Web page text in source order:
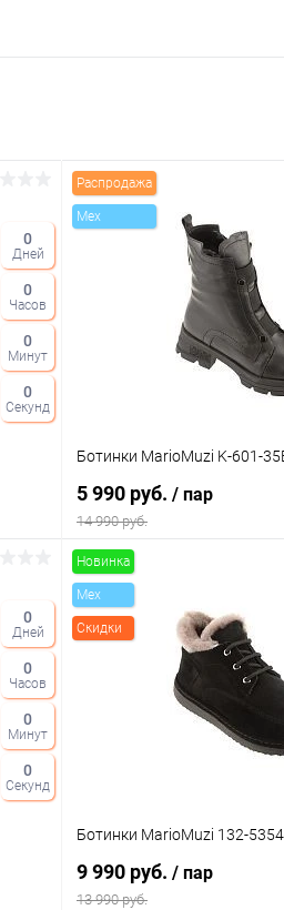
0
Дней
0
Часов
0
Минут
0
Секунд
Распродажа
Mex
Ботинки MarioMuzi K-601-
5 990 руб. / пар
14 990 руб.
Купить в 1 клик
В избранное
0
Дней
0
Часов
0
Минут
0
Секунд
Новинка
Mex
Скидки
Ботинки MarioMuzi 132-
9 990 руб. / пар
13 990 руб.